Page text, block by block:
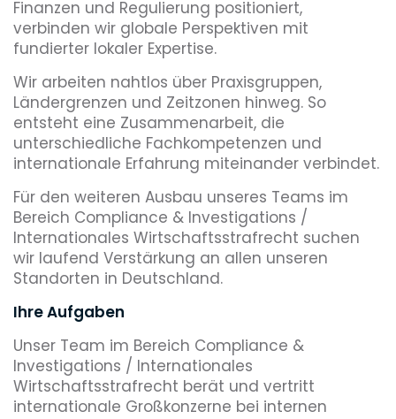
Finanzen und Regulierung positioniert,
verbinden wir globale Perspektiven mit
fundierter lokaler Expertise.
Wir arbeiten nahtlos über Praxisgruppen,
Ländergrenzen und Zeitzonen hinweg. So
entsteht eine Zusammenarbeit, die
unterschiedliche Fachkompetenzen und
internationale Erfahrung miteinander verbindet.
Für den weiteren Ausbau unseres Teams im
Bereich Compliance & Investigations /
Internationales Wirtschaftsstrafrecht suchen
wir laufend Verstärkung an allen unseren
Standorten in Deutschland.
Ihre Aufgaben
Unser Team im Bereich Compliance &
Investigations / Internationales
Wirtschaftsstrafrecht berät und vertritt
internationale Großkonzerne bei internen